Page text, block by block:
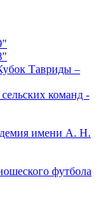
Тавриды –
команд -
имени А. Н.
футбола